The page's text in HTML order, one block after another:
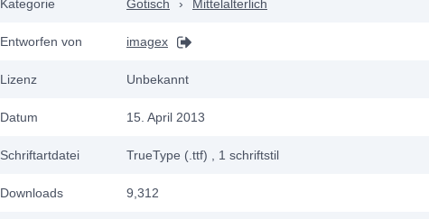
Kategorie Gotisch › Mittelalterlich
Entworfen von imagex
Lizenz Unbekannt
Datum 15. April 2013
Schriftartdatei TrueType (.ttf) , 1 schriftstil
Downloads 9,312